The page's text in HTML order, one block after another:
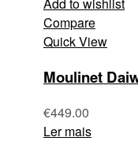
Add to wishlist
Compare
Quick View
Moulinet
€449.00
Ler mais